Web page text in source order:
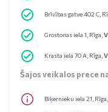
Brīvības gatve 402 C,
Grostonas iela 1, Rīga,
Krasta iela 70 A, Rīga,
Šajos veikalos prece
Biķernieku iela 21, Rīga,